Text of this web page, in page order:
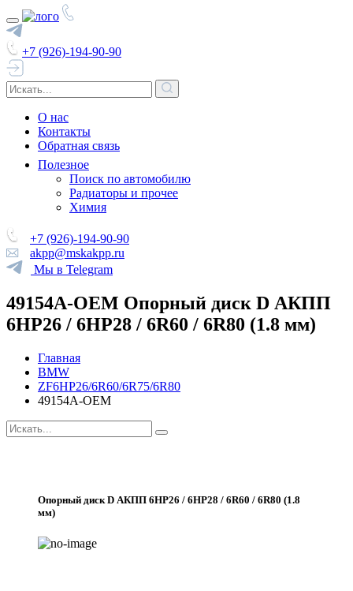
+7 (926)-194-90-90
О нас
Контакты
Обратная связь
Полезное
Поиск по автомобилю
Радиаторы и прочее
Химия
+7 (926)-194-90-90
akpp@mskakpp.ru
Мы в Telegram
49154A-OEM Опорный диск D АКПП
6HP26 / 6HP28 / 6R60 / 6R80 (1.8 мм)
Главная
BMW
ZF6HP26/6R60/6R75/6R80
49154A-OEM
Опорный диск D АКПП 6HP26 / 6HP28 / 6R60 / 6R80 (1.8
мм)